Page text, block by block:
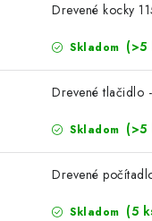
AKCIOVÝ TOVAR
GALÉRIA OD
BLOG
KONTAKT
Drevené kocky
Skladom (>5
Drevené tlačidlo
Skladom (>5
Drevené
Skladom (5